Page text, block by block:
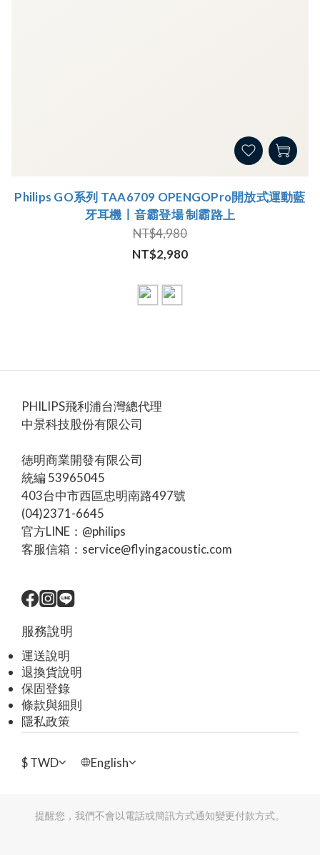
Philips GO系列 TAA6709 OPENGOPro開放式運動藍
牙耳機丨音霸登場 制霸路上
NT$4,980
NT$2,980
PHILIPS飛利浦台灣總代理
中景科技股份有限公司
徳明商業開發有限公司
統編 53965045
403台中市西區忠明南路497號
(04)2371-6645
官方LINE：@philips
客服信箱：service@flyingacoustic.com
服務說明
運送說明
退換貨說明
保固登錄
條款與細則
隱私政策
$TWD English
提醒您，我們不會以電話或簡訊方式通知變更付款方式。